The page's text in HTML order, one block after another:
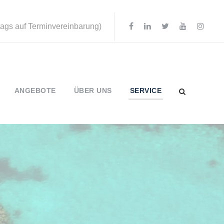
auf Terminvereinbarung)
ANGEBOTE ÜBER UNS SERVICE